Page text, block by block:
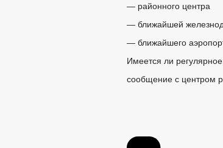
—
— ближайшей
—
Имеется ли
сообщение с центром